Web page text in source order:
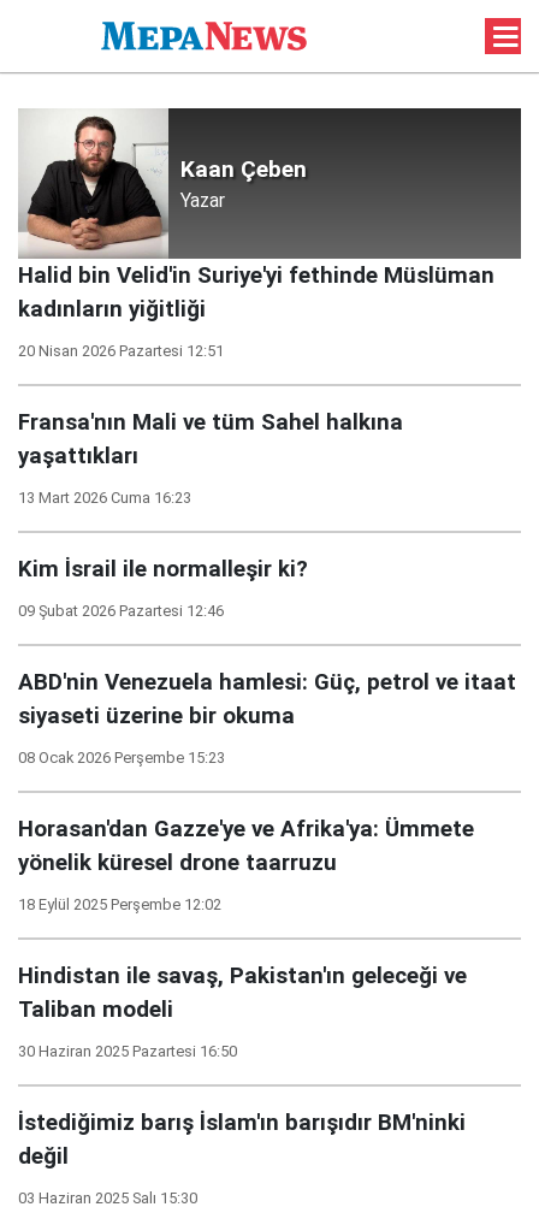
Kaan Çeben
Yazar
Halid bin Velid'in Suriye'yi fethinde Müslüman
kadınların yiğitliği
20 Nisan 2026 Pazartesi 12:51
Fransa'nın Mali ve tüm Sahel halkına
yaşattıkları
13 Mart 2026 Cuma 16:23
Kim İsrail ile normalleşir ki?
09 Şubat 2026 Pazartesi 12:46
ABD'nin Venezuela hamlesi: Güç, petrol ve itaat
siyaseti üzerine bir okuma
08 Ocak 2026 Perşembe 15:23
Horasan'dan Gazze'ye ve Afrika'ya: Ümmete
yönelik küresel drone taarruzu
18 Eylül 2025 Perşembe 12:02
Hindistan ile savaş, Pakistan'ın geleceği ve
Taliban modeli
30 Haziran 2025 Pazartesi 16:50
İstediğimiz barış İslam'ın barışıdır BM'ninki
değil
03 Haziran 2025 Salı 15:30